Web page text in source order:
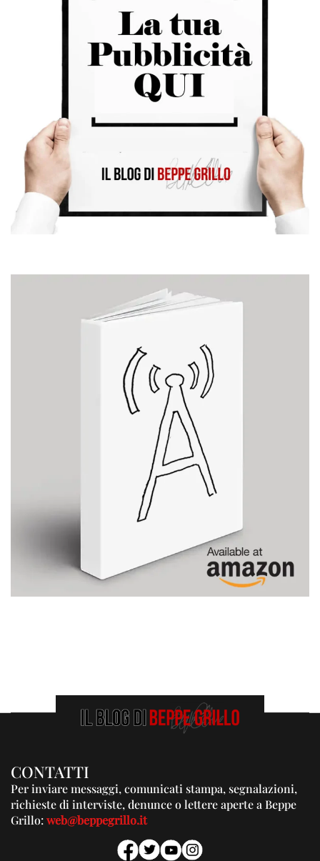
CONTATTI
Per inviare messaggi, comunicati stampa, segnalazioni,
richieste di interviste, denunce o lettere aperte a Beppe
Grillo:web@beppegrillo.it